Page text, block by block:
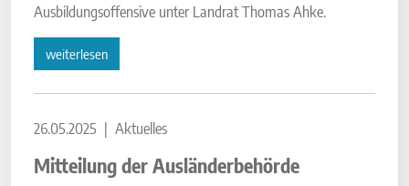
Ausbildungsoffensive unter Landrat Thomas Ahke.
weiterlesen
26.05.2025 Aktuelles
Mitteilung der Ausländerbehörde